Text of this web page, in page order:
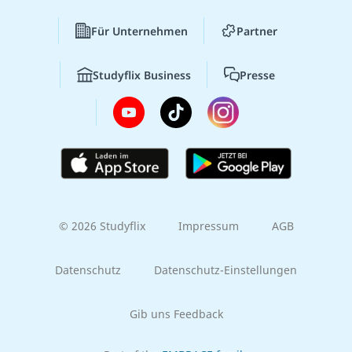
Für Unternehmen Partner
Studyflix Business Presse
© 2026 Studyflix Impressum AGB
Datenschutz Datenschutz-Einstellungen
Gib uns Feedback